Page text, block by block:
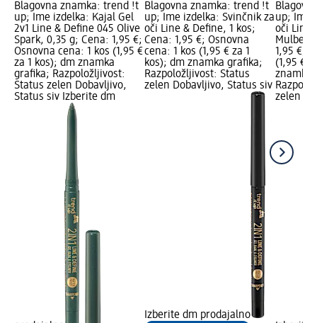
Blagovna znamka: trend !t
up; Ime izdelka: Kajal Gel
2v1 Line & Define 045 Olive
Spark, 0,35 g; Cena: 1,95 €;
Osnovna cena: 1 kos (1,95 €
za 1 kos); dm znamka
grafika; Razpoložljivost:
Status zelen Dobavljivo,
Status siv Izberite dm
Blagovna znamka: trend !t
up; Ime izdelka: Svinčnik za
oči Line & Define, 1 kos;
Cena: 1,95 €; Osnovna
cena: 1 kos (1,95 € za 1
kos); dm znamka grafika;
Razpoložljivost: Status
zelen Dobavljivo, Status siv
Izberite dm prodajalno
up; Ime
oči Line
1,95 €;
(1,95 €
znamka
zelen